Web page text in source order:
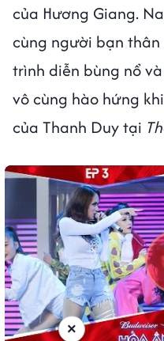
của Hương Giang.
cùng người bạn
trình diễn bùng nổ
vô cùng hào hứng
của Thanh Duy tại
×